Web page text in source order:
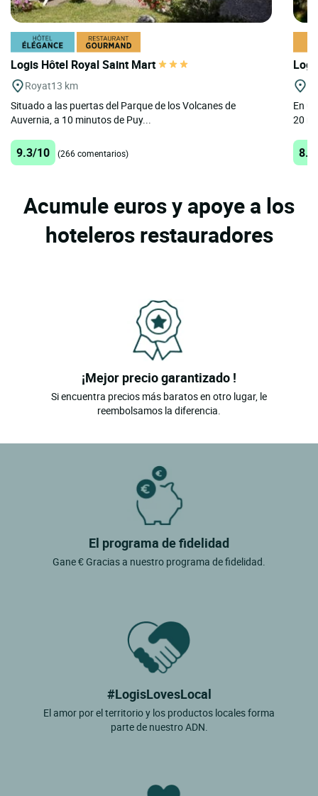
Logis Hôtel Royal Saint Mart
Royat13 km
Situado a las puertas del Parque de los Volcanes de
Auvernia, a 10 minutos de Puy...
9.3/10 (266 comentarios)
En
20
Acumule euros y apoye a los
hoteleros restauradores
¡Mejor precio garantizado !
Si encuentra precios más baratos en otro lugar, le
reembolsamos la diferencia.
El programa de fidelidad
Gane € Gracias a nuestro programa de fidelidad.
#LogisLovesLocal
El amor por el territorio y los productos locales forma
parte de nuestro ADN.